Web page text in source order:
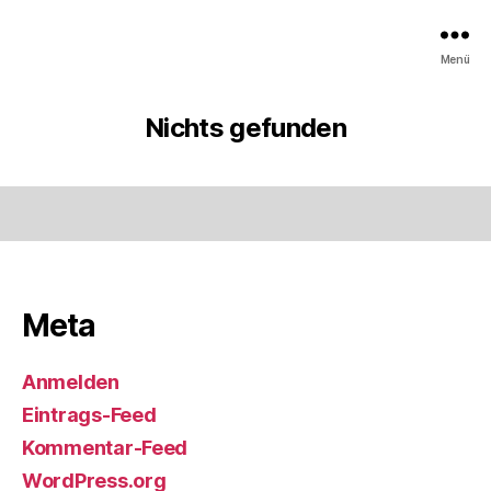
Menü
Nichts gefunden
Meta
Anmelden
Eintrags-Feed
Kommentar-Feed
WordPress.org